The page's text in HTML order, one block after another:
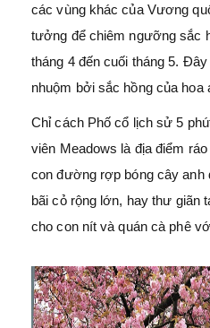
các vùng khác của Vương
tưởng để chiêm ngưỡng sắc
tháng 4 đến cuối tháng 5.
nhuộm bởi sắc hồng của hoa
Chỉ cách Phố cổ lịch sử 5
viên Meadows là địa điểm
con đường rợp bóng cây anh
bãi cỏ rộng lớn, hay thư giãn
cho con nít và quán cà phê